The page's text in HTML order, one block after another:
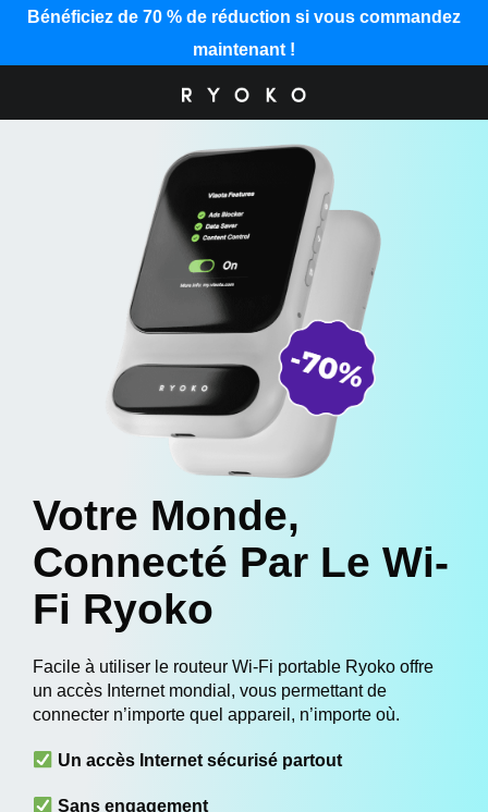
Bénéficiez de 70 % de réduction si vous commandez
maintenant !
Votre Monde,
Connecté Par Le Wi-
Fi Ryoko
Facile à utiliser le routeur Wi-Fi portable Ryoko offre
un accès Internet mondial, vous permettant de
connecter n’importe quel appareil, n’importe où.
Un accès Internet sécurisé partout
Sans engagement